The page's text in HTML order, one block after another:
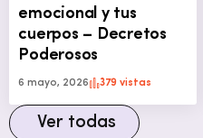
emocional y tus
cuerpos – Decretos
Poderosos
6 mayo, 2026 379 vistas
Ver todas